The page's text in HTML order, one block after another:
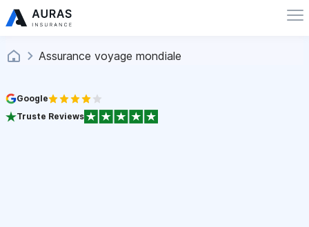
Assurance voyage mondiale
Google
Truste Reviews